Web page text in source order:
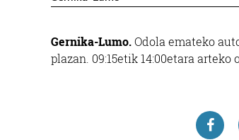
Gernika-Lumo.Odola emateko
plazan. 09:15etik 14:00etara arteko